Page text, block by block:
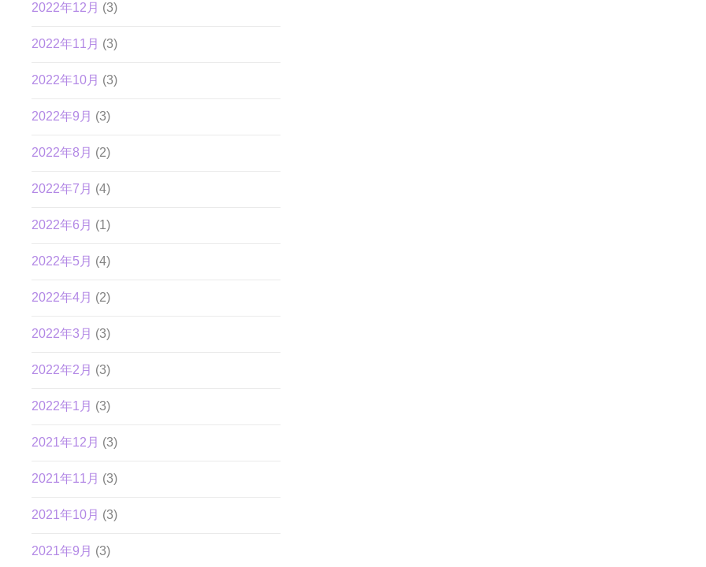
2022年12月 (3)
2022年11月 (3)
2022年10月 (3)
2022年9月 (3)
2022年8月 (2)
2022年7月 (4)
2022年6月 (1)
2022年5月 (4)
2022年4月 (2)
2022年3月 (3)
2022年2月 (3)
2022年1月 (3)
2021年12月 (3)
2021年11月 (3)
2021年10月 (3)
2021年9月 (3)